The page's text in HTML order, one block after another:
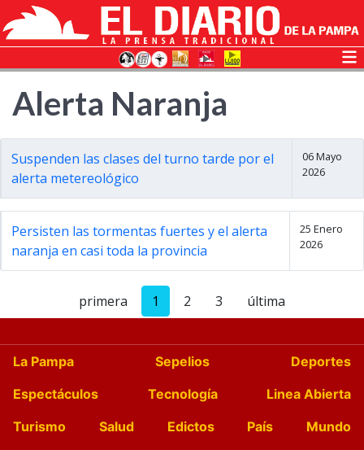
Alerta Naranja
Suspenden las clases del turno tarde por el
alerta metereológico
06 Mayo
2026
Persisten las tormentas fuertes y el alerta
naranja en casi toda la provincia
25 Enero
2026
primera 1 2 3 última
La Pampa Sepelios
Deportes
Espectáculos
Tecnología
Linea Abierta
Turismo
Salud Edictos País
Mundo